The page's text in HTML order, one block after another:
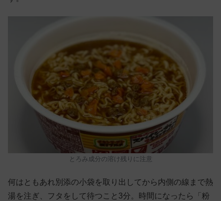
とろみ成分の溶け残りに注意
何はともあれ別添の小袋を取り出してから内側の線まで熱
湯を注ぎ、フタをして待つこと3分。時間になったら「粉